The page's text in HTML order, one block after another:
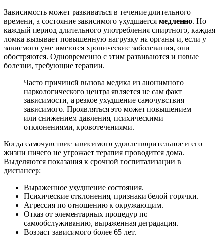
Зависимость может развиваться в течение длительного
времени, а состояние зависимого ухудшается медленно. Но
каждый период длительного употребления спиртного, каждая
ломка вызывает повышенную нагрузку на органы и, если у
зависмого уже имеются хронические заболевания, они
обостряются. Одновременно с этим развиваются и новые
болезни, требующие терапии.
Часто причиной вызова медика из анонимного
наркологического центра является не сам факт
зависимости, а резкое ухудшение самочувствия
зависимого. Проявляться это может повышением
или снижением давления, психическими
отклонениями, кровотечениями.
Когда самочувствие зависимого удовлетворительное и его
жизни ничего не угрожает терапия проводится дома.
Выделяются показания к срочной госпитализации в
диспансер:
Выраженное ухудшение состояния.
Психические отклонения, признаки белой горячки.
Агрессия по отношению к окружающим.
Отказ от элементарных процедур по
самообслуживанию, выраженная деградация.
Возраст зависимого более 65 лет.